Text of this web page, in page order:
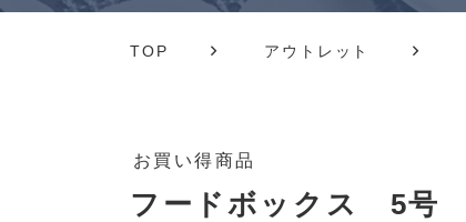
TOP アウトレット
お買い得商品
フードボックス 5号